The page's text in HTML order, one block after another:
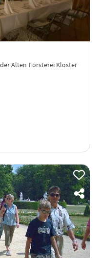
Alten Försterei Kloster